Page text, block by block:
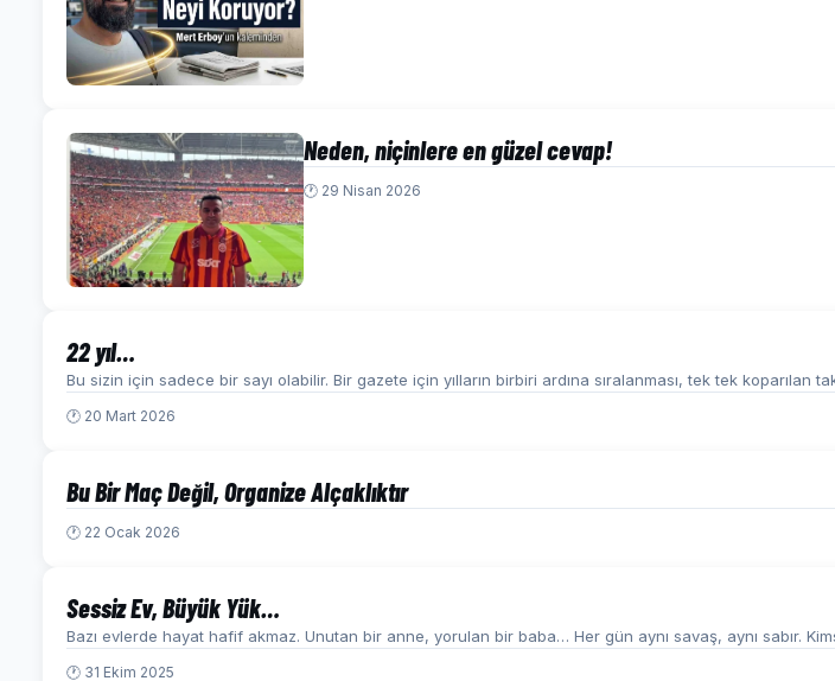
Neden, niçinlere en güzel cevap!
🕐 29 Nisan 2026
22 yıl…
Bu sizin için sadece bir sayı olabilir. Bir gazete için yılların birbiri ardına sıralanması, tek tek koparılan
🕐 20 Mart 2026
Bu Bir Maç Değil, Organize Alçaklıktır
🕐 22 Ocak 2026
Sessiz Ev, Büyük Yük…
Bazı evlerde hayat hafif akmaz. Unutan bir anne, yorulan bir baba… Her gün aynı savaş, aynı sabır.
🕐 31 Ekim 2025